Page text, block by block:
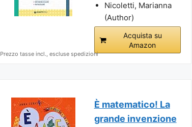
Nicoletti, Marianna
(Author)
Acquista su
Amazon
Prezzo tasse incl., escluse spedizioni
È matematico! La
grande invenzione